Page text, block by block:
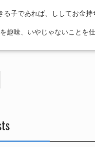
る子であれば、ししてお金
趣味、いやじゃないことを